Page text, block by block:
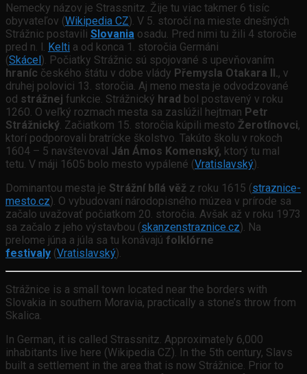
Nemecky názov je Strassnitz. Žije tu viac takmer 6 tisíc
obyvateľov (Wikipedia CZ). V 5. storočí na mieste dnešných
Strážnic postavili Slovania osadu. Pred nimi tu žili 4 storočie
pred n. l. Kelti a od konca 1. storočia Germáni
(Skácel). Počiatky Strážnic sú spojované s upevňovaním
hraníc českého štátu v dobe vlády Přemysla Otakara II., v
druhej polovici 13. storočia. Aj meno mesta je odvodzované
od strážnej funkcie. Strážnický hrad bol postavený v roku
1260. O veľký rozmach mesta sa zaslúžil hejtman Petr
Strážnický. Začiatkom 15. storočia kúpili mesto Žerotínovci,
ktorí podporovali bratrícke školstvo. Takúto školu v rokoch
1604 – 5 navštevoval Ján Ámos Komenský, ktorý tu mal
tetu. V máji 1605 bolo mesto vypálené (Vratislavský).
Dominantou mesta je Strážní bílá věž z roku 1615 (straznice-
mesto.cz). O vybudovaní národopisného múzea v prírode sa
začalo uvažovať počiatkom 20. storočia. Avšak až v roku 1973
sa začalo z jeho výstavbou (skanzenstraznice.cz). Na
prelome júna a júla sa tu konávajú folklórne
festivaly (Vratislavský).
Strážnice is a small town located near the borders with
Slovakia in southern Moravia, practically a stone’s throw from
Skalica.
In German, it is called Strassnitz. Approximately 6,000
inhabitants live here (Wikipedia CZ). In the 5th century, Slavs
built a settlement in the area that is now Strážnice. Prior to